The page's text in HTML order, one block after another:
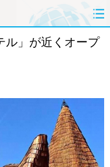
経済
写真
ル」が近くオープ